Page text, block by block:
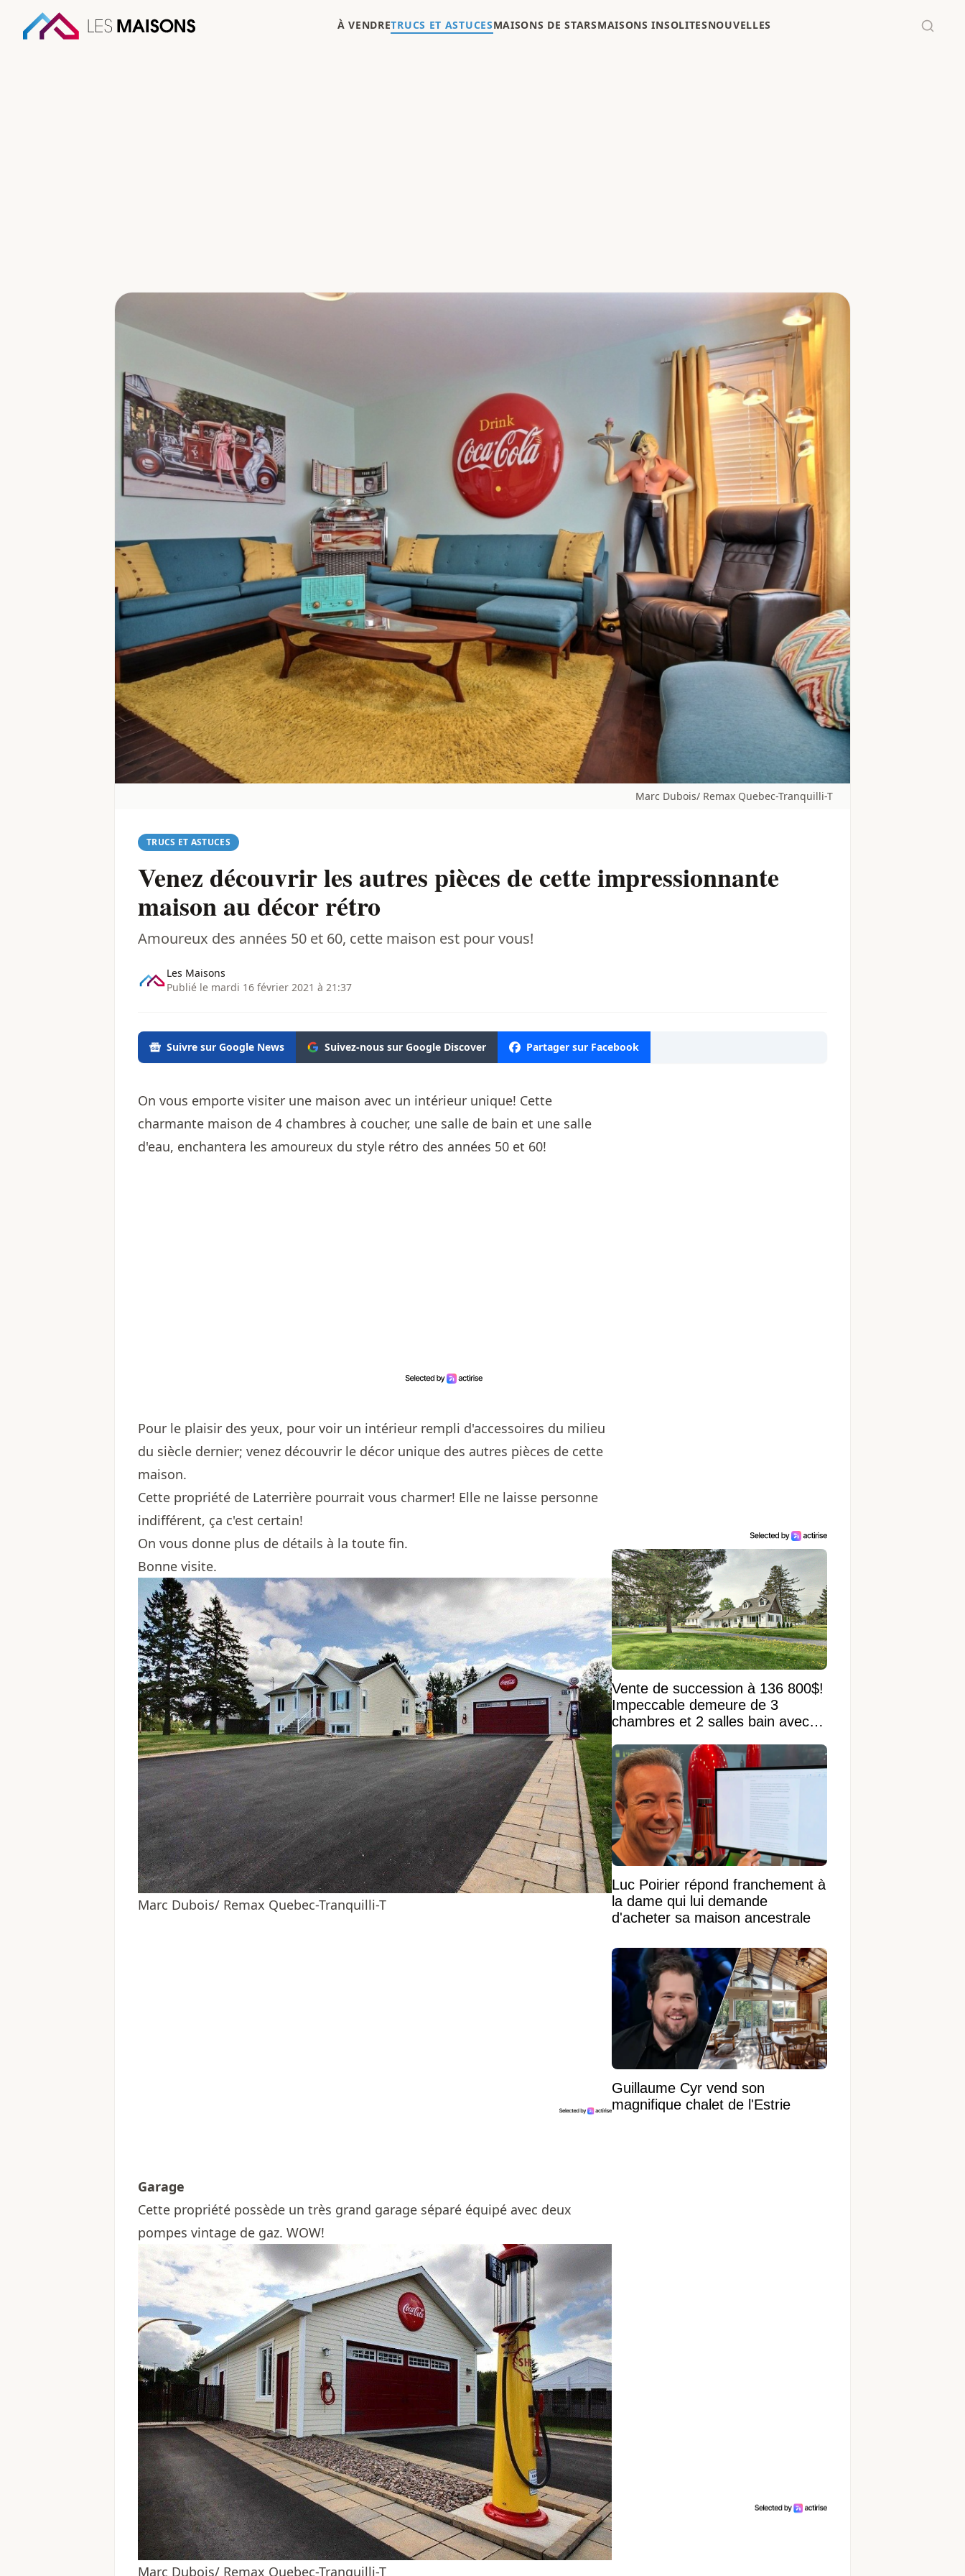
À VENDRETRUCS ET ASTUCESMAISONS DE STARSMAISONS INSOLITESNOUVELLES
Marc Dubois/ Remax Quebec-Tranquilli-T
TRUCS ET ASTUCES
Venez découvrir les autres pièces de cette impressionnante
maison au décor rétro
Amoureux des années 50 et 60, cette maison est pour vous!
Les Maisons
Publié le mardi 16 février 2021 à 21:37
Suivre sur Google News Suivez-nous sur Google Discover Partager sur Facebook
On vous emporte visiter une maison avec un intérieur unique! Cette
charmante maison de 4 chambres à coucher, une salle de bain et une salle
d'eau, enchantera les amoureux du style rétro des années 50 et 60!
Pour le plaisir des yeux, pour voir un intérieur rempli d'accessoires du milieu
du siècle dernier; venez découvrir le décor unique des autres pièces de cette
maison.
Cette propriété de Laterrière pourrait vous charmer! Elle ne laisse personne
indifférent, ça c'est certain!
On vous donne plus de détails à la toute fin.
Bonne visite.
Marc Dubois/ Remax Quebec-Tranquilli-T
Garage
Cette propriété possède un très grand garage séparé équipé avec deux
pompes vintage de gaz. WOW!
Marc Dubois/ Remax Quebec-Tranquilli-T
Vente de succession à 136 800$!
Impeccable demeure de 3
chambres et 2 salles bain avec
Luc Poirier répond franchement à
la dame qui lui demande
d'acheter sa maison ancestrale
Guillaume Cyr vend son
magnifique chalet de l'Estrie